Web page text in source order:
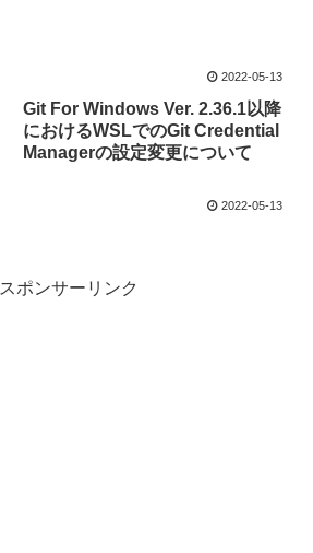
2022-05-13
Git For Windows Ver. 2.36.1以降
におけるWSLでのGit Credential
Managerの設定変更について
2022-05-13
スポンサーリンク